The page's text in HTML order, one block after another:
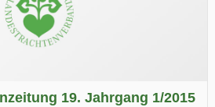
19. Jahrgang 1/2015